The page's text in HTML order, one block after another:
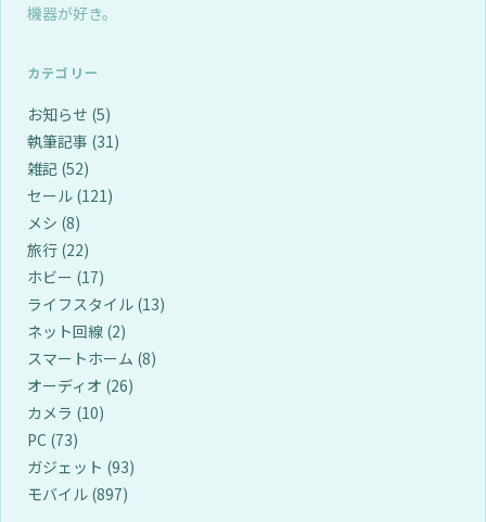
機器が好き。
カテゴリー
お知らせ (5)
執筆記事 (31)
雑記 (52)
セール (121)
メシ (8)
旅行 (22)
ホビー (17)
ライフスタイル (13)
ネット回線 (2)
スマートホーム (8)
オーディオ (26)
カメラ (10)
PC (73)
ガジェット (93)
モバイル (897)